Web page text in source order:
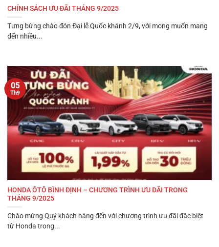
CHÍNH SÁCH ƯU ĐÃI THÁNG 9/2025
Tưng bừng chào đón Đại lễ Quốc khánh 2/9, với mong muốn mang
đến nhiều...
HONDA ÔTÔ BÌNH ĐỊNH – CHƯƠNG TRÌNH ƯU ĐÃI TRONG
THÁNG 9/2025
Chào mừng Quý khách hàng đến với chương trình ưu đãi đặc biệt
từ Honda trong...
05
Th9